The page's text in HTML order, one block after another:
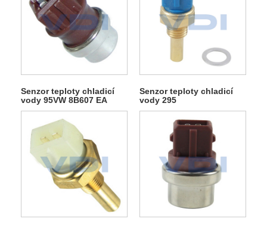
Senzor teploty chladicí
vody 95VW 8B607 EA
Senzor teploty chladicí
vody 295